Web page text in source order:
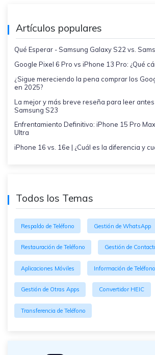
Artículos populares
Qué Esperar - Samsung Galaxy S22 vs.
Google Pixel 6 Pro vs iPhone 13 Pro: ¿Qué
¿Sigue mereciendo la pena comprar los
en 2025?
La mejor y más breve reseña para leer
Samsung S23
Enfrentamiento Definitivo: iPhone 15 Pro
Ultra
iPhone 16 vs. 16e | ¿Cuál es la diferencia y
Todos los Temas
Respaldo de Teléfono Gestión de WhatsApp
Restauración de Teléfono Gestión de
Aplicaciones Móviles Información de Teléfono
Gestión de Otras Apps Convertidor HEIC
Transferencia de Teléfono